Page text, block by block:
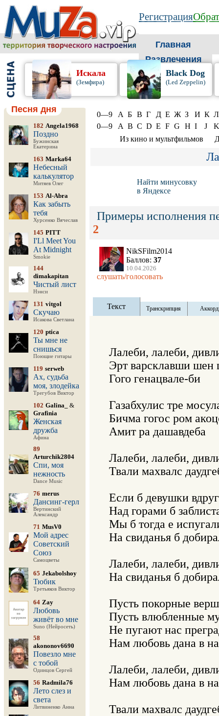
Регистрация
Главная
Развлечения
Искала
(Земфира)
Black Dog
(Led Zeppelin)
Песня дня
182 Angela1968
Поздно
Бужинская
Екатерина
163 Marka64
Небесный
калькулятор
Митяев Олег
153 Al-Abra
Как забыть
тебя
Хурсенко Вячеслав
145 PITT
I'Ll Meet You
At Midnight
Smokie
144
dimakapitan
Чистый лист
Нэнси
131 vitgol
Скучаю
Исакова Светлана
120 ptica
Ты мне не
снишься
Поющие гитары
119 serweb
Ах, судьба
моя, злодейка
Трегубов Виктор
102 Galina_
&
Grafinia
Женская
дружба
Афина
89
Arturchik2804
Спи, моя
нежность
Dance Music
76 merus
Дансинг-герл
Вертинский
Александр
71 MusV0
Мой адрес
Советский
Союз
Самоцветы
65 Jekabolshoy
Тюбик
Третьяков Виктор
64 Zay
Любовь
живёт во мне
Suno (Нейросеть)
58
akononov6690
Повезло мне
с тобой
Одинцов Сергей
56 Radmila76
Лето слез и
света
Литвиненко Анна
0—9 А Б В Г Д Е Ж З И К Л
0—9
A B C D E F G H I J
K
Из кино и мультфильмов
Найти минусовку
в Яндексе
Примеры исполнения
2
NikSFilm2014
Баллов: 37
10.04.2026
слушать/голосовать
Текст Транскрипция
Лалеби, лалеби,
Эрт варсклавши
Гого генацвале-би
Газабхулис тре
Бичма гогос ром
Амит ра дашавдеба
Лалеби, лалеби,
Твали махвалс
Если б девушки
Над горами б
Мы б тогда е
На свиданья б
Лалеби, лалеби,
На свиданья б
Пусть покорные
Пусть влюбленные
Не пугают нас
Нам любовь дана в
Лалеби, лалеби,
Нам любовь дана в
Твали махвалс